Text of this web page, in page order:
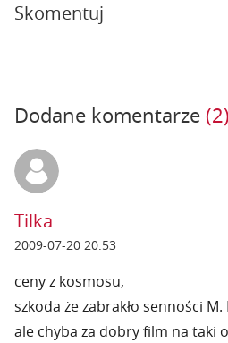
Skomentuj
Dodane komentarze (2)
Tilka
2009-07-20 20:53
ceny z kosmosu,
szkoda że zabrakło senności M.
ale chyba za dobry film na taki